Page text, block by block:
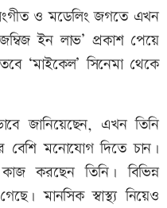
ও মডেলিং জগতে এখন
ইন লাভ’ প্রকাশ পেয়ে
‘মাইকেল’ সিনেমা থেকে
জানিয়েছেন, এখন তিনি
বেশি মনোযোগ দিতে চান।
করছেন তিনি। বিভিন্ন
মানসিক স্বাস্থ্য নিয়েও